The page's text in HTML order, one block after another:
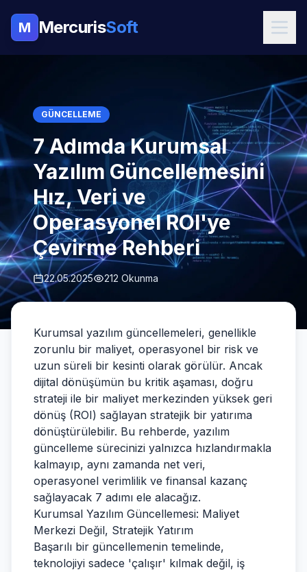
M MercurisSoft
GÜNCELLEME
7 Adımda Kurumsal
Yazılım Güncellemesini
Hız, Veri ve
Operasyonel ROI'ye
Çevirme Rehberi
22.05.2025 212 Okunma
Kurumsal yazılım güncellemeleri, genellikle
zorunlu bir maliyet, operasyonel bir risk ve
uzun süreli bir kesinti olarak görülür. Ancak
dijital dönüşümün bu kritik aşaması, doğru
strateji ile bir maliyet merkezinden yüksek geri
dönüş (ROI) sağlayan stratejik bir yatırıma
dönüştürülebilir. Bu rehberde, yazılım
güncelleme sürecinizi yalnızca hızlandırmakla
kalmayıp, aynı zamanda net veri,
operasyonel verimlilik ve finansal kazanç
sağlayacak 7 adımı ele alacağız.
Kurumsal Yazılım Güncellemesi: Maliyet
Merkezi Değil, Stratejik Yatırım
Başarılı bir güncellemenin temelinde,
teknolojiyi sadece 'çalışır' kılmak değil, iş